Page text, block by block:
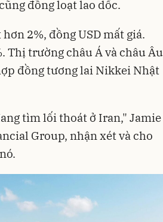
đồng loạt lao dốc.
2%, đồng USD mất giá.
Thị trường châu Á và châu Âu
đồng tương lai Nikkei Nhật
tìm lối thoát ở Iran," Jamie
Group, nhận xét và cho